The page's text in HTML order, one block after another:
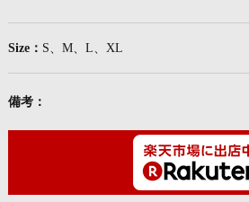
Size： S、M、L、XL
備考：